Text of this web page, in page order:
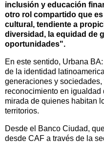
inclusión y educación
otro rol compartido que
cultural, tendiente a
diversidad, la equidad de
oportunidades".
En este sentido, Urbana
de la identidad
generaciones y
reconocimiento en igualdad
mirada de quienes habitan
territorios.
Desde el Banco Ciudad,
desde CAF a través de la